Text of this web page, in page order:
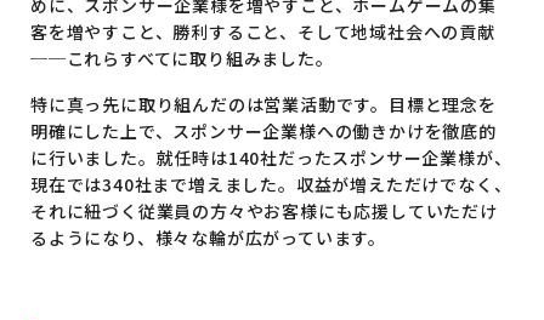
客を増やすこと、勝利すること、そして地域社会への貢献
──これらすべてに取り組みました。
特に真っ先に取り組んだのは営業活動です。目標と理念を
明確にした上で、スポンサー企業様への働きかけを徹底的
に行いました。就任時は140社だったスポンサー企業様が、
現在では340社まで増えました。収益が増えただけでなく、
それに紐づく従業員の方々やお客様にも応援していただけ
るようになり、様々な輪が広がっています。